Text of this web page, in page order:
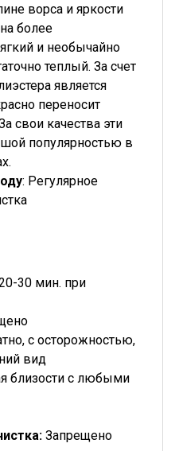
ворса и яркости
более
и необычайно
теплый. За счет
является
переносит
свои качества эти
популярностью в
: Регулярное
30 мин. при
с осторожностью,
вид
близости с любыми
Запрещено